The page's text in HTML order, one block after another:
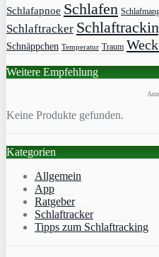
Schlafapnoe Schlafen
Schlaftracker
Schnäppchen Temperatur Traum
Weitere Empfehlung
Keine Produkte gefunden.
Kategorien
Allgemein
App
Ratgeber
Schlaftracker
Tipps zum Schlaftracking